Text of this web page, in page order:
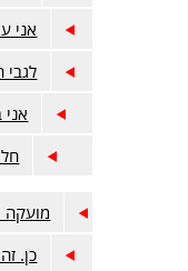
אני
לגבי
מועקה
כן.